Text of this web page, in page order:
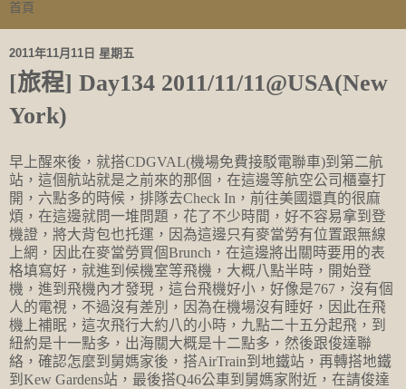
2011年11月11日 星期五
[旅程] Day134 2011/11/11@USA(New
York)
早上醒來後，就搭CDGVAL(機場免費接駁電聯車)到第二航
站，這個航站就是之前來的那個，在這邊等航空公司櫃臺打
開，六點多的時候，排隊去Check In，前往美國還真的很麻
煩 ，在這邊就問一堆問題，花了不少時間，好不容易拿到登
機證，將大背包也托運，因為這邊只有麥當勞有位置跟無線
上網，因此在麥當勞買個Brunch，在這邊將出關時要用的表
格填寫好，就進到候機室等飛機，大概八點半時，開始登
機，進到飛機內才發現，這台飛機好小，好像是767，沒有個
人的電視，不過沒有差別，因為在機場沒有睡好，因此在飛
機上補眠，這次飛行大約八的小時，九點二十五分起飛，到
紐約是十一點多，出海關大概是十二點多，然後跟俊達聯
絡，確認怎麼到舅媽家後，搭AirTrain到地鐵站，再轉搭地鐵
到Kew Gardens站，最後搭Q46公車到舅媽家附近，在請俊達